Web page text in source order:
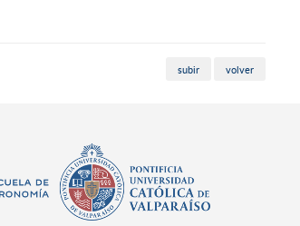
subir volver